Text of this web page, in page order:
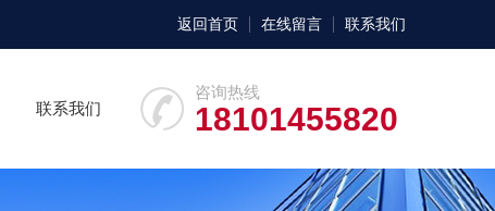
返回首页 在线留言 联系我们
咨询热线
18101455820
联系我们